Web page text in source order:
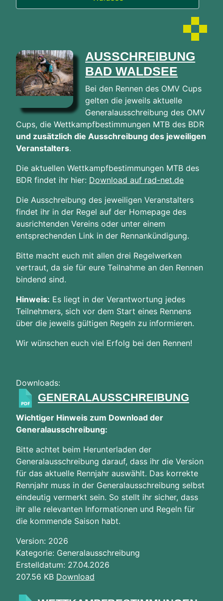
AUSSCHREIBUNG
BAD WALDSEE
Bei den Rennen des OMV Cups
gelten die jeweils aktuelle
Generalausschreibung des OMV
Cups, die Wettkampfbestimmungen MTB des BDR
und zusätzlich die Ausschreibung des jeweiligen
Veranstalters.
Die aktuellen Wettkampfbestimmungen MTB des
BDR findet ihr hier: Download auf rad-net.de
Die Ausschreibung des jeweiligen Veranstalters
findet ihr in der Regel auf der Homepage des
ausrichtenden Vereins oder unter einem
entsprechenden Link in der Rennankündigung.
Bitte macht euch mit allen drei Regelwerken
vertraut, da sie für eure Teilnahme an den Rennen
bindend sind.
Hinweis: Es liegt in der Verantwortung jedes
Teilnehmers, sich vor dem Start eines Rennens
über die jeweils gültigen Regeln zu informieren.
Wir wünschen euch viel Erfolg bei den Rennen!
Downloads:
GENERALAUSSCHREIBUNG
Wichtiger Hinweis zum Download der
Generalausschreibung:
Bitte achtet beim Herunterladen der
Generalausschreibung darauf, dass ihr die Version
für das aktuelle Rennjahr auswählt. Das korrekte
Rennjahr muss in der Generalausschreibung selbst
eindeutig vermerkt sein. So stellt ihr sicher, dass
ihr alle relevanten Informationen und Regeln für
die kommende Saison habt.
Version: 2026
Kategorie: Generalausschreibung
Erstelldatum: 27.04.2026
207.56 KB Download